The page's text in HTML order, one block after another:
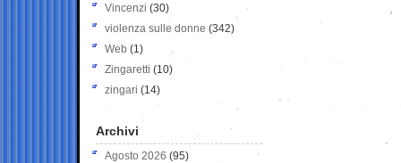
Vincenzi (30)
violenza sulle donne (342)
Web (1)
Zingaretti (10)
zingari (14)
Archivi
Agosto 2026 (95)